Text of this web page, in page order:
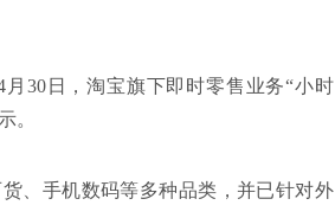
30日，淘宝旗下即时零售业务“小时
。
、手机数码等多种品类，并已针对外